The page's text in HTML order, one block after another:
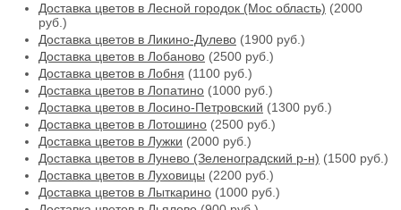
Доставка цветов в Лесной городок (Мос область) (2000
руб.)
Доставка цветов в Ликино-Дулево (1900 руб.)
Доставка цветов в Лобаново (2500 руб.)
Доставка цветов в Лобня (1100 руб.)
Доставка цветов в Лопатино (1000 руб.)
Доставка цветов в Лосино-Петровский (1300 руб.)
Доставка цветов в Лотошино (2500 руб.)
Доставка цветов в Лужки (2000 руб.)
Доставка цветов в Лунево (Зеленоградский р-н) (1500 руб.)
Доставка цветов в Луховицы (2200 руб.)
Доставка цветов в Лыткарино (1000 руб.)